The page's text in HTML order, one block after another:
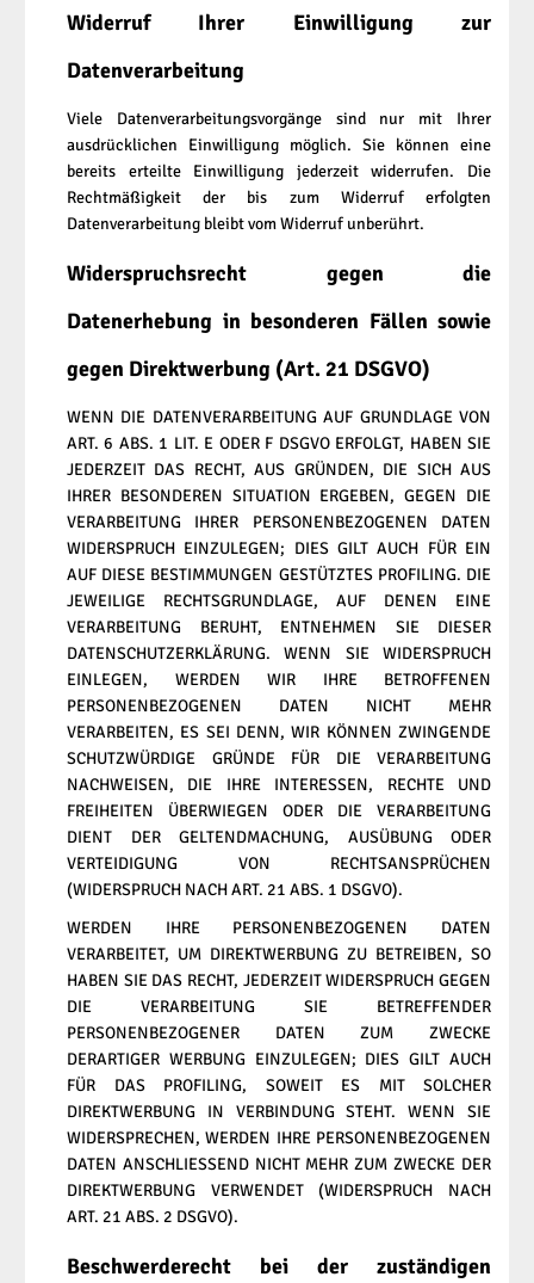
Widerruf Ihrer Einwilligung zur
Datenverarbeitung
Viele Datenverarbeitungsvorgänge sind nur mit Ihrer
ausdrücklichen Einwilligung möglich. Sie können eine
bereits erteilte Einwilligung jederzeit widerrufen. Die
Rechtmäßigkeit der bis zum Widerruf erfolgten
Datenverarbeitung bleibt vom Widerruf unberührt.
Widerspruchsrecht gegen die
Datenerhebung in besonderen Fällen sowie
gegen Direktwerbung (Art. 21 DSGVO)
WENN DIE DATENVERARBEITUNG AUF GRUNDLAGE VON
ART. 6 ABS. 1 LIT. E ODER F DSGVO ERFOLGT, HABEN SIE
JEDERZEIT DAS RECHT, AUS GRÜNDEN, DIE SICH AUS
IHRER BESONDEREN SITUATION ERGEBEN, GEGEN DIE
VERARBEITUNG IHRER PERSONENBEZOGENEN DATEN
WIDERSPRUCH EINZULEGEN; DIES GILT AUCH FÜR EIN
AUF DIESE BESTIMMUNGEN GESTÜTZTES PROFILING. DIE
JEWEILIGE RECHTSGRUNDLAGE, AUF DENEN EINE
VERARBEITUNG BERUHT, ENTNEHMEN SIE DIESER
DATENSCHUTZERKLÄRUNG. WENN SIE WIDERSPRUCH
EINLEGEN, WERDEN WIR IHRE BETROFFENEN
PERSONENBEZOGENEN DATEN NICHT MEHR
VERARBEITEN, ES SEI DENN, WIR KÖNNEN ZWINGENDE
SCHUTZWÜRDIGE GRÜNDE FÜR DIE VERARBEITUNG
NACHWEISEN, DIE IHRE INTERESSEN, RECHTE UND
FREIHEITEN ÜBERWIEGEN ODER DIE VERARBEITUNG
DIENT DER GELTENDMACHUNG, AUSÜBUNG ODER
VERTEIDIGUNG VON RECHTSANSPRÜCHEN
(WIDERSPRUCH NACH ART. 21 ABS. 1 DSGVO).
WERDEN IHRE PERSONENBEZOGENEN DATEN
VERARBEITET, UM DIREKTWERBUNG ZU BETREIBEN, SO
HABEN SIE DAS RECHT, JEDERZEIT WIDERSPRUCH GEGEN
DIE VERARBEITUNG SIE BETREFFENDER
PERSONENBEZOGENER DATEN ZUM ZWECKE
DERARTIGER WERBUNG EINZULEGEN; DIES GILT AUCH
FÜR DAS PROFILING, SOWEIT ES MIT SOLCHER
DIREKTWERBUNG IN VERBINDUNG STEHT. WENN SIE
WIDERSPRECHEN, WERDEN IHRE PERSONENBEZOGENEN
DATEN ANSCHLIESSEND NICHT MEHR ZUM ZWECKE DER
DIREKTWERBUNG VERWENDET (WIDERSPRUCH NACH
ART. 21 ABS. 2 DSGVO).
Beschwerde­recht bei der zuständigen